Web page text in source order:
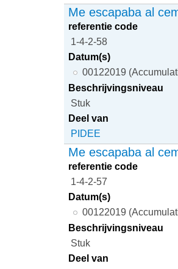
Me escapaba al
referentie code
1-4-2-58
Datum(s)
00122019
Beschrijvingsniveau
Stuk
Deel van
PIDEE
Me escapaba al
referentie code
1-4-2-57
Datum(s)
00122019
Beschrijvingsniveau
Stuk
Deel van